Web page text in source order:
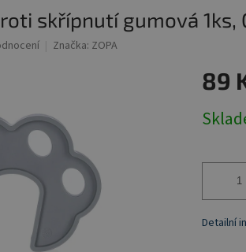
skřípnutí gumová 1ks,
Značka: ZOPA
89
cena:
Detailní